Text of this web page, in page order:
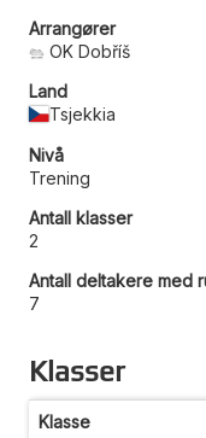
Arrangører
OK Dobříš
Land
Tsjekkia
Nivå
Trening
Antall klasser
2
Antall deltakere med
7
Klasser
Klasse